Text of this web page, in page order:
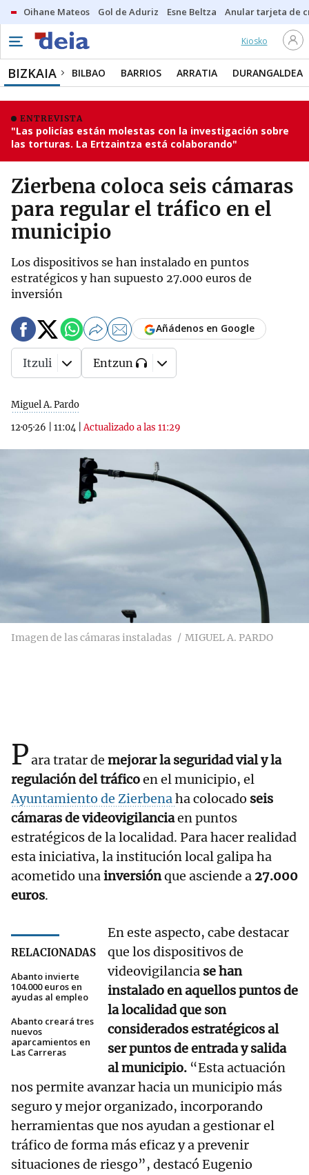
Oihane Mateos Gol de Aduriz Esne Beltza Anular tarjeta de
Kiosko
BIZKAIA BILBAO BARRIOS ARRATIA DURANGALDEA
ENTREVISTA
"Las policías están molestas con la investigación sobre
las torturas. La Ertzaintza está colaborando"
Zierbena coloca seis cámaras
para regular el tráfico en el
municipio
Los dispositivos se han instalado en puntos
estratégicos y han supuesto 27.000 euros de
inversión
Miguel A. Pardo
12·05·26
11:04 |Actualizado a las 11:29
Añádenos en Google
Itzuli Entzun
Imagen de las cámaras instaladas MIGUEL A. PARDO
Para tratar de mejorar la seguridad vial y la
regulación del tráficoen el municipio, el
Ayuntamiento de Zierbenaha colocado seis
cámaras de videovigilanciaen puntos
estratégicos de la localidad. Para hacer realidad
esta iniciativa, la institución local galipa ha
acometido unainversiónque asciende a 27.000
euros.
RELACIONADAS
Abanto invierte
104.000 euros en
ayudas al empleo
Abanto creará tres
nuevos
aparcamientos en
Las Carreras
En este aspecto, cabe destacar
que los dispositivos de
videovigilancia se han
instalado en aquellos puntos de
la localidad que son
considerados estratégicos al
ser puntos de entrada y salida
al municipio. “Esta actuación
nos permite avanzar hacia un municipio más
seguro y mejor organizado, incorporando
herramientas que nos ayudan a gestionar el
tráfico de forma más eficaz y a prevenir
situaciones de riesgo”, destacó Eugenio